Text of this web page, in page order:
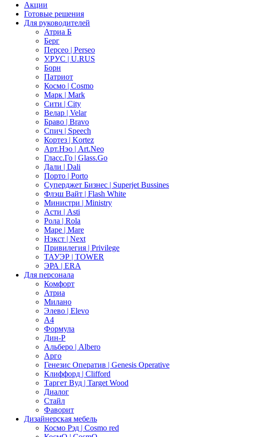
Акции
Готовые решения
Для руководителей
Атриа Б
Берг
Персео | Perseo
У.РУС | U.RUS
Борн
Патриот
Космо | Cosmo
Марк | Mark
Сити | City
Велар | Velar
Браво | Bravo
Спич | Speech
Кортез | Kortez
Арт.Нэо | Art.Neo
Гласс.Го | Glass.Go
Дали | Dali
Порто | Porto
Суперджет Бизнес | Superjet Bussines
Флэш Вайт | Flash White
Министри | Ministry
Асти | Asti
Рола | Rola
Маре | Mare
Нэкст | Next
Привилегия | Privilege
ТАУЭР | TOWER
ЭРА | ERA
Для персонала
Комфорт
Атриа
Милано
Элево | Elevo
А4
Формула
Дин-Р
Альберо | Albero
Арго
Генезис Оператив | Genesis Operative
Клиффорд | Clifford
Таргет Вуд | Target Wood
Диалог
Стайл
Фаворит
Дизайнерская мебель
Космо Рэд | Cosmo red